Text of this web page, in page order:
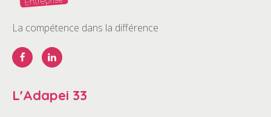
La compétence dans la différence
L'Adapei 33